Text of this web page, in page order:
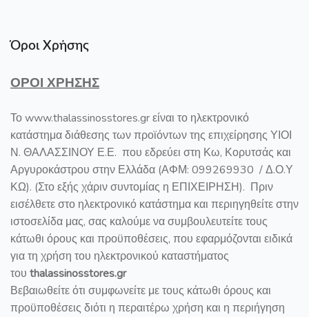
Όροι Χρήσης
ΟΡΟΙ ΧΡΗΣΗΣ
Το www.thalassinosstores.gr είναι το ηλεκτρονικό
κατάστημα διάθεσης των προϊόντων της επιχείρησης ΥΙΟΙ
Ν. ΘΑΛΑΣΣΙΝΟΥ Ε.Ε. που εδρεύει στη Κω, Κορυτσάς και
Αργυροκάστρου στην Ελλάδα (ΑΦΜ: 099269930 / Δ.Ο.Υ
ΚΩ). (Στο εξής χάριν συντομίας η ΕΠΙΧΕΙΡΗΣΗ). Πριν
εισέλθετε στο ηλεκτρονικό κατάστημα και περιηγηθείτε στην
ιστοσελίδα μας, σας καλούμε να συμβουλευτείτε τους
κάτωθι όρους και προϋποθέσεις, που εφαρμόζονται ειδικά
για τη χρήση του ηλεκτρονικού καταστήματος
του thalassinosstores.gr
Βεβαιωθείτε ότι συμφωνείτε με τους κάτωθι όρους και
προϋποθέσεις διότι η περαιτέρω χρήση και η περιήγηση